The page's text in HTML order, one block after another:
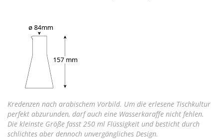
Kredenzen nach arabischem Vorbild. Um die erlesene Tischkultur
perfekt abzurunden, darf auch eine Wasserkaraffe nicht fehlen.
Die kleinste Größe fasst 250 ml Flüssigkeit und besticht durch
schlichtes aber dennoch unvergängliches Design.